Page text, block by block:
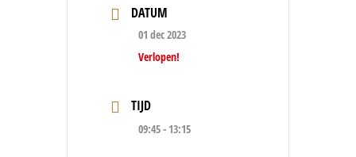
DATUM
01 dec 2023
Verlopen!
TIJD
09:45 - 13:15